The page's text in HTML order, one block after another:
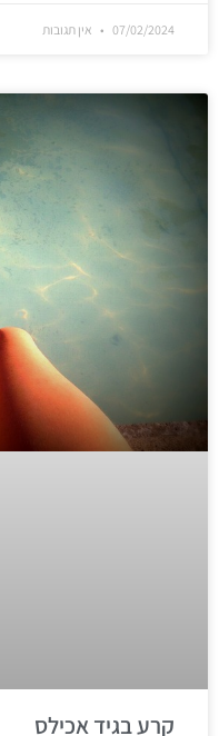
07/02/2024 אין תגובות
קרע בגיד אכילס